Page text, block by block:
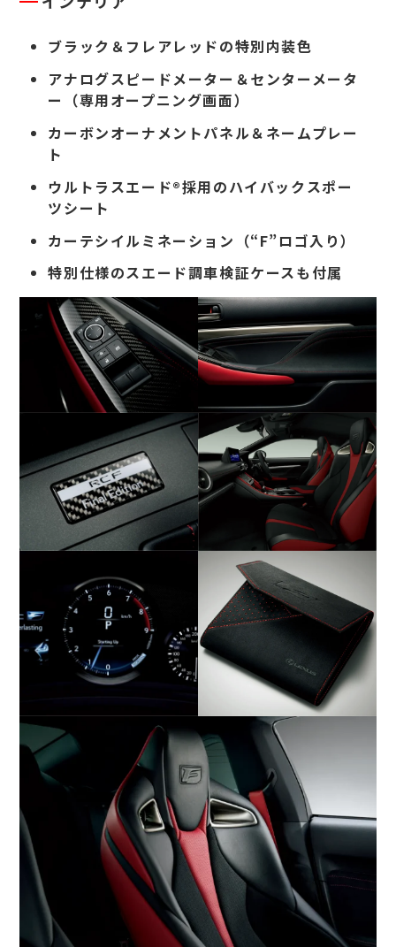
ブラック＆フレアレッドの特別内装色
アナログスピードメーター＆センターメータ
ー（専用オープニング画面）
カーボンオーナメントパネル＆ネームプレー
ト
ウルトラスエード®採用のハイバックスポー
ツシート
カーテシイルミネーション（“F”ロゴ入り）
特別仕様のスエード調車検証ケースも付属